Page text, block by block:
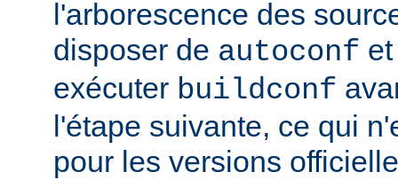
l'arborescence des
disposer de autoconf
exécuter buildconf
l'étape suivante, ce qui
pour les versions